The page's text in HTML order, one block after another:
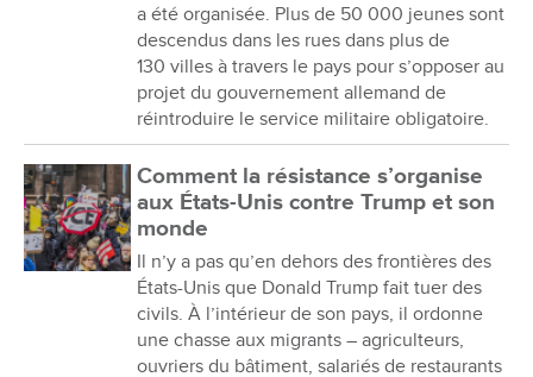
a été organisée. Plus de 50 000 jeunes sont
descendus dans les rues dans plus de
130 villes à travers le pays pour s’opposer au
projet du gouvernement allemand de
réintroduire le service militaire obligatoire.
Comment la résistance s’organise
aux États-Unis contre Trump et son
monde
Il n’y a pas qu’en dehors des frontières des
États-Unis que Donald Trump fait tuer des
civils. À l’intérieur de son pays, il ordonne
une chasse aux migrants – agriculteurs,
ouvriers du bâtiment, salariés de restaurants